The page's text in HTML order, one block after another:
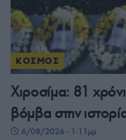
ΚΟΣΜΟΣ
Χιροσίμα: 81
βόμβα στην
6/08/2026 - 1:11μμ